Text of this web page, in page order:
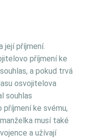
její příjmení.
příjmení ke
a pokud trvá
osvojitelova
souhlas
příjmení ke svému,
musí také
a užívají